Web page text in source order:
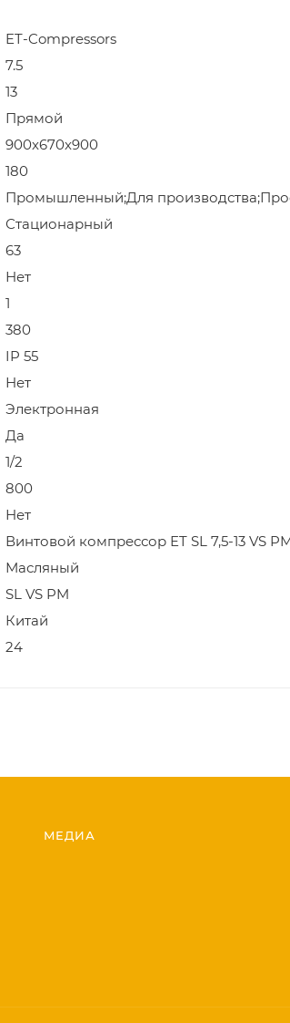
ET-Compressors
7.5
13
Прямой
900x670x900
180
Промышленный;Для
Стационарный
63
Нет
1
380
IP 55
Нет
Электронная
Да
1/2
800
Нет
Винтовой компрессор ET SL 7,5-13 VS
Масляный
SL VS PM
Китай
24
МЕДИА